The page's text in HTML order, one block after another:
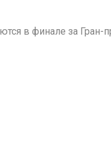
в финале за Гран-